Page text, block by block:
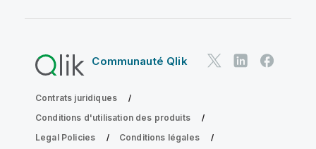
Communauté Qlik
Contrats juridiques
Conditions d'utilisation des produits
Legal Policies
Conditions légales